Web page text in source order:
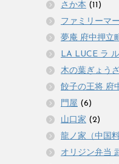
さか本 (11)
ファミリーマ
夢庵 府中押立
LA LUCE ラ
木の葉ぎょうざ
餃子の王将 府
門屋 (6)
山口家 (2)
龍ノ家（中国料
オリジン弁当